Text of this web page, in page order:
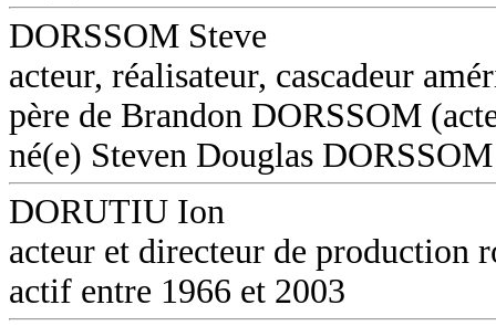
DORSSOM Steve
acteur, réalisateur, cascadeur
père de Brandon DORSSOM
né(e) Steven Douglas DORSSOM
DORUTIU Ion
acteur et directeur de production
actif entre 1966 et 2003